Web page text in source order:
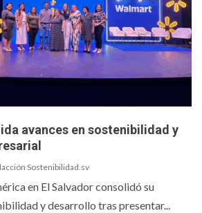
avances en sostenibilidad y
Sostenibilidad.sv
en El Salvador consolidó su
y desarrollo tras presentar...